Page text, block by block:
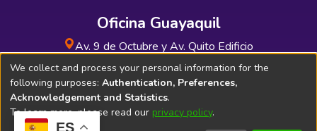
ES
Oficina Guayaquil
Av. 9 de Octubre y Av. Quito Edificio
INDUAUTO - Planta baja
We collect and process your personal information for the
following purposes: Authentication, Preferences,
Acknowledgement and Statistics.
To learn more, please read our privacy policy.